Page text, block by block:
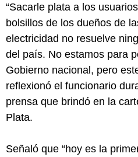
“Sacarle plata a los
bolsillos de los dueños de
electricidad no resuelve
del país. No estamos para
Gobierno nacional, pero
reflexionó el funcionario
prensa que brindó en la
Plata.
Señaló que “hoy es la